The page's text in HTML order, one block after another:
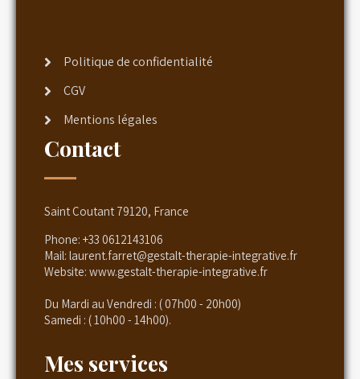
Politique de confidentialité
CGV
Mentions légales
Contact
Saint Coutant 79120, France
Phone: +33 0612143106
Mail: laurent.farret@gestalt-therapie-integrative.fr
Website: www.gestalt-therapie-integrative.fr
Du Mardi au Vendredi : ( 07h00 - 20h00)
Samedi : ( 10h00 - 14h00).
Mes services